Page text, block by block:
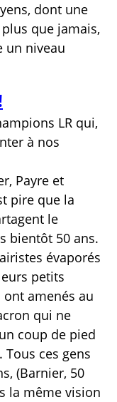
dont une
que jamais,
un niveau
LR qui,
à nos
Payre et
pire que la
le
bientôt 50 ans.
évaporés
petits
amenés au
qui ne
coup de pied
ces gens
(Barnier, 50
la même vision